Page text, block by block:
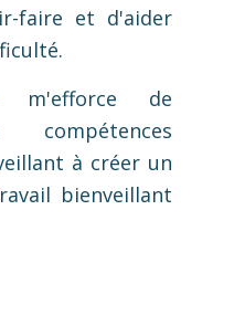
faire et d'aider
m'efforce de
à créer un
bienveillant